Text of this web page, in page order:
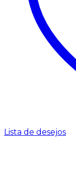
Lista de desejos